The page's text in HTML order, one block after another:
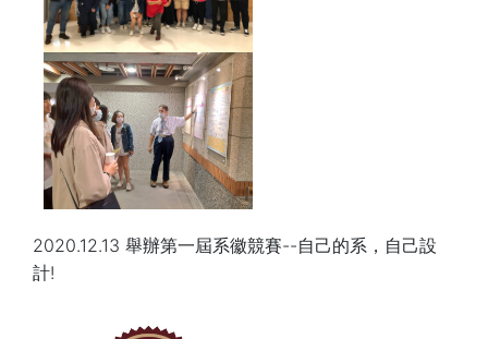
2020.12.13 舉辦第一屆系徽競賽--自己的系，自己設
計!